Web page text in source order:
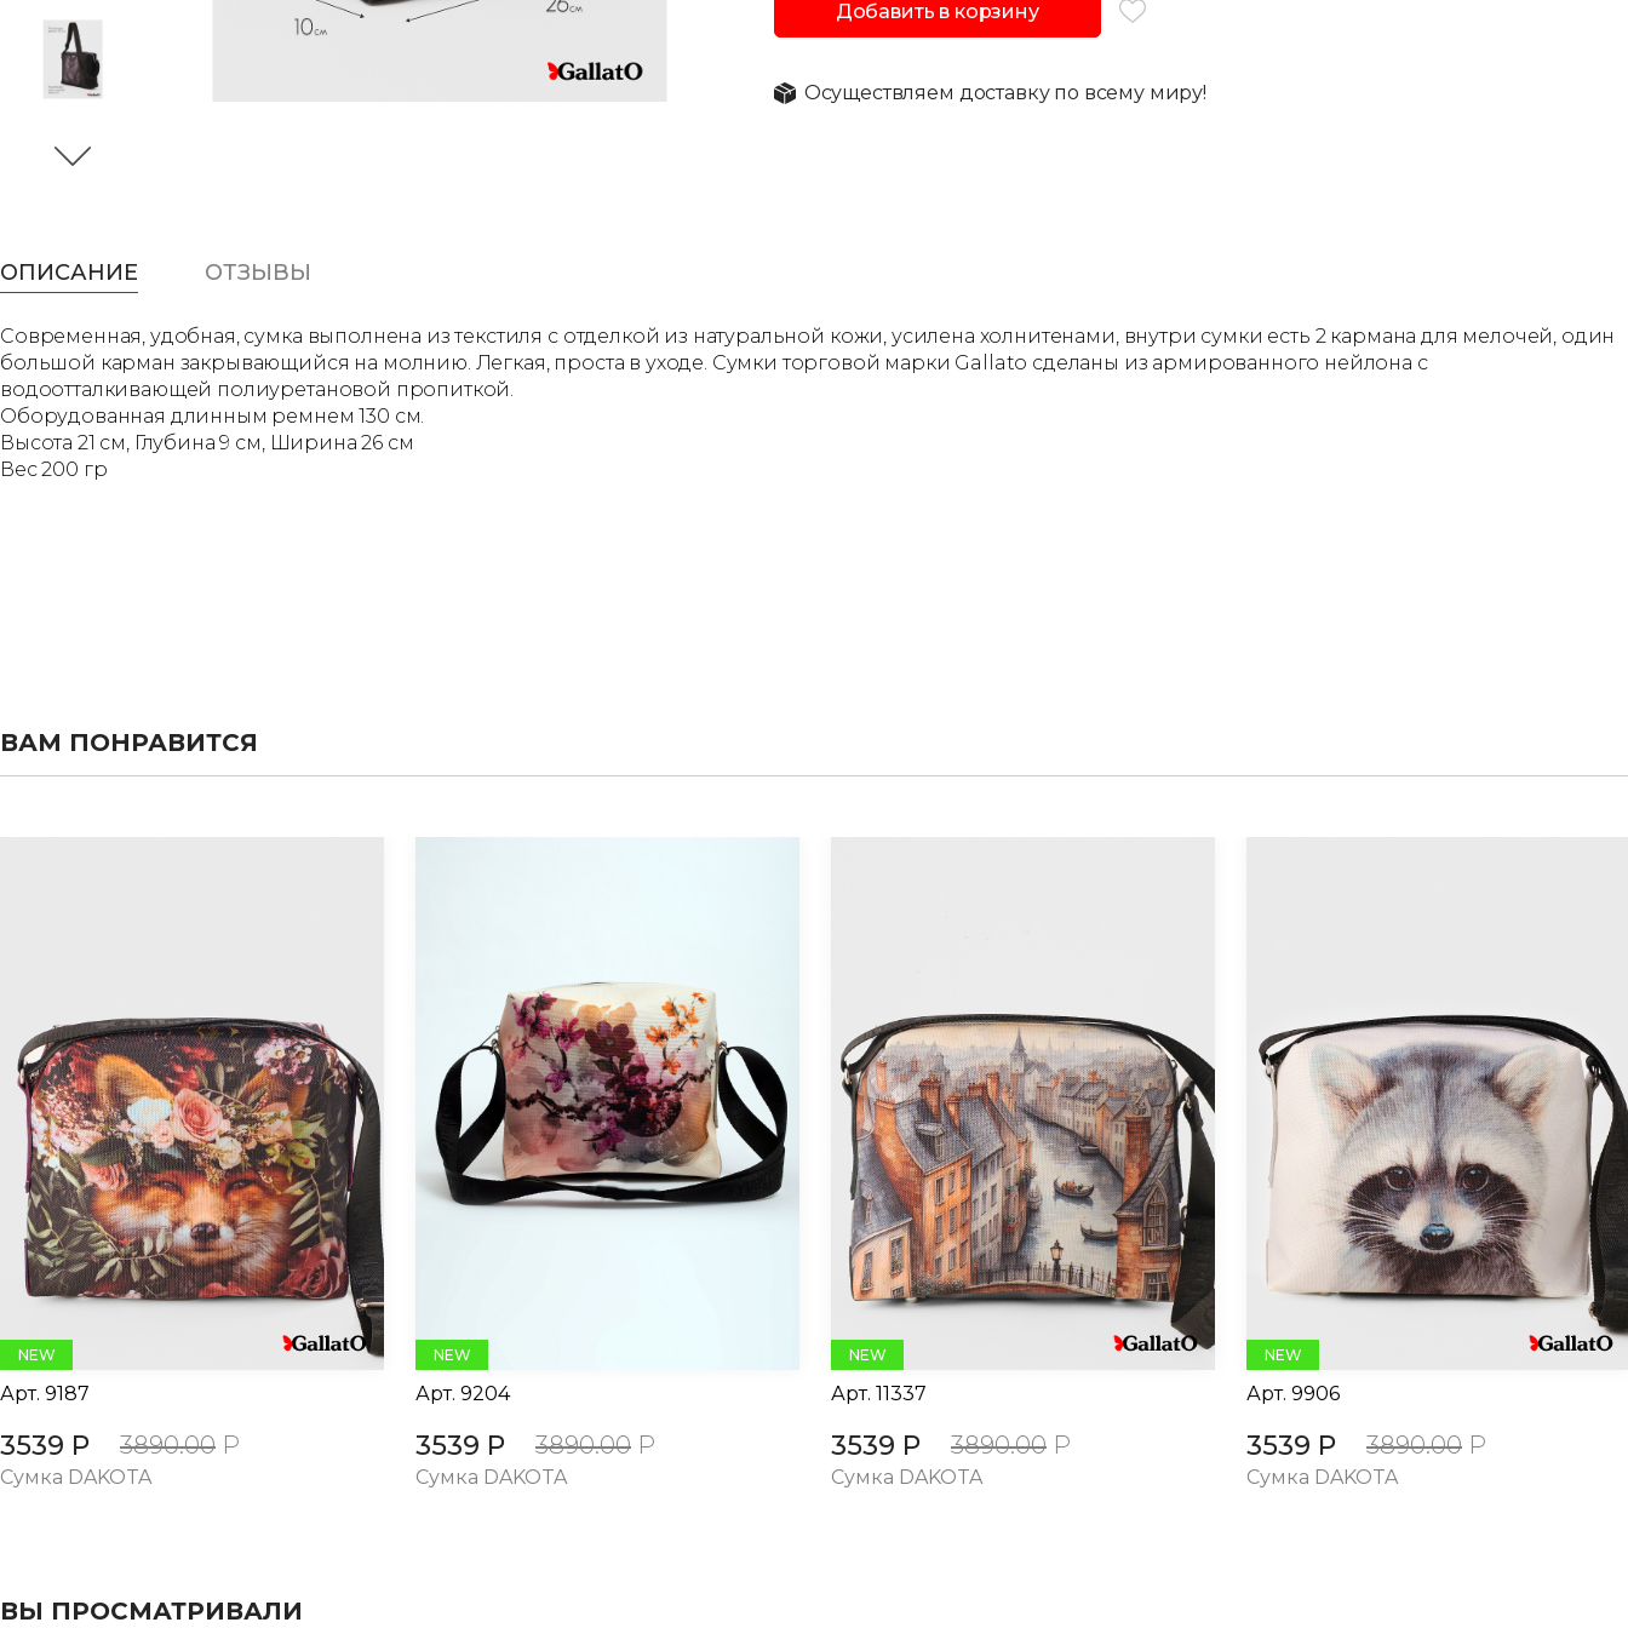
Добавить в корзину
Осуществляем доставку по всему миру!
ОПИСАНИЕ ОТЗЫВЫ
Современная, удобная, сумка выполнена из текстиля с отделкой из натуральной кожи, усилена холнитенами, внутри сумки есть 2 кармана для мелочей, один
большой карман закрывающийся на молнию. Легкая, проста в уходе. Сумки торговой марки Gallato сделаны из армированного нейлона с
водоотталкивающей полиуретановой пропиткой.
Оборудованная длинным ремнем 130 см.
Высота 21 см, Глубина 9 см, Ширина 26 см
Вес 200 гр
ВАМ ПОНРАВИТСЯ
NEW
Арт. 9187
3539 Р 3890.00 Р
Сумка DAKOTA
NEW
Арт. 9204
3539 Р 3890.00 Р
Сумка DAKOTA
NEW
Арт. 11337
3539 Р 3890.00 Р
Сумка DAKOTA
NEW
Арт. 9906
3539 Р 3890.00 Р
Сумка DAKOTA
ВЫ ПРОСМАТРИВАЛИ